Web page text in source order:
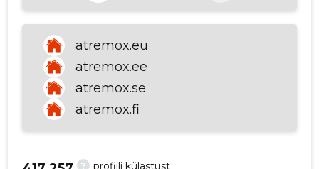
atremox.eu
atremox.ee
atremox.se
atremox.fi
?